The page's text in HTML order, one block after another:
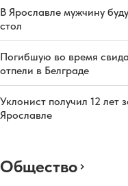
В Ярославле мужчину
стол
Погибшую во время
отпели в Белграде
Уклонист получил 12 лет
Ярославле
Общество